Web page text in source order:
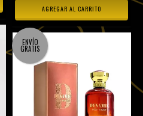
ENVÍO
GRATIS